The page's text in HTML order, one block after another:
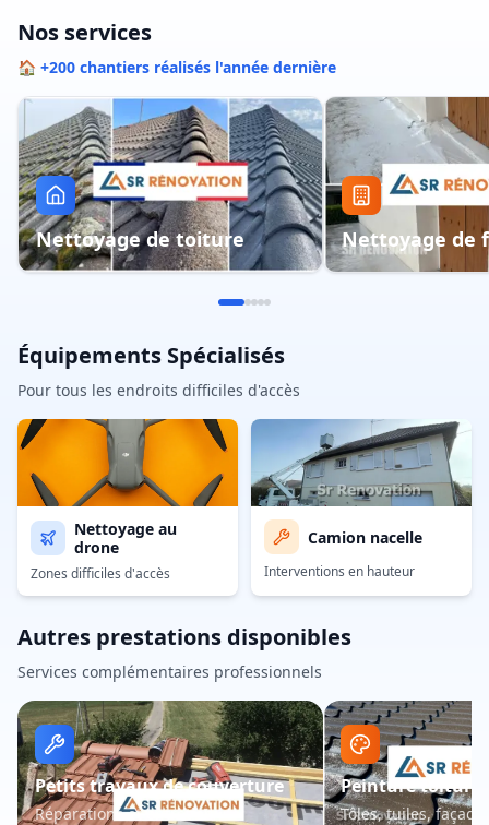
Nos services
🏠 +200 chantiers réalisés l'année dernière
Nettoyage de toiture Nettoyage de
Équipements Spécialisés
Pour tous les endroits difficiles d'accès
Nettoyage au
drone
Zones difficiles d'accès
Camion nacelle
Interventions en hauteur
Autres prestations disponibles
Services complémentaires professionnels
Petits travaux de couverture
Réparations et entretien
Peinture toiture
Tôles, tuiles,